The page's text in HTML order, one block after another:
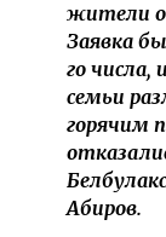
жители
Заявка
го числа,
семьи
горячим
Абиров.